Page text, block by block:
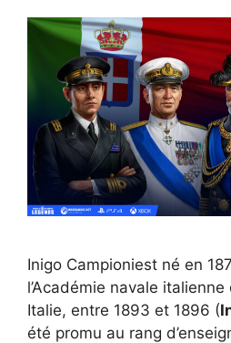
Inigo Campioniest né en
l’Académie navale
Italie, entre 1893 et 1896 (
été promu au rang